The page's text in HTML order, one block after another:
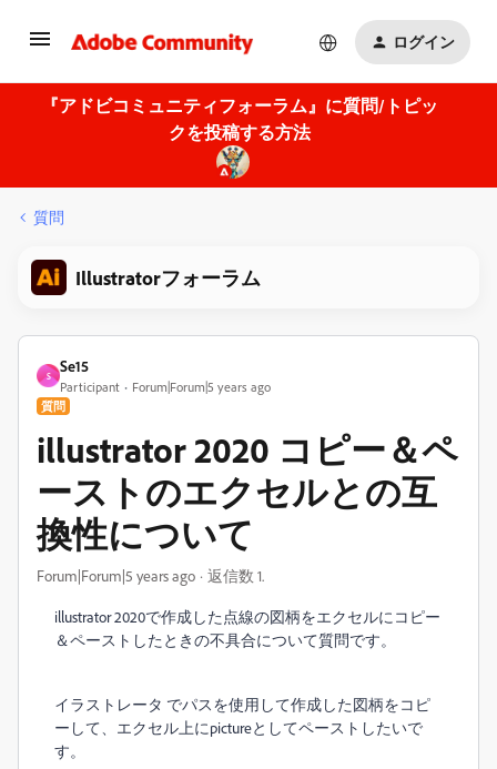
ログイン
『アドビコミュニティフォーラム』に質問/トピッ
クを投稿する方法
質問
Illustratorフォーラム
S
Se15
Participant Forum|Forum|5 years ago
質問
illustrator 2020 コピー＆ペ
ーストのエクセルとの互
換性について
Forum|Forum|5 years ago 返信数 1.
illustrator 2020で作成した点線の図柄をエクセルにコピー
＆ペーストしたときの不具合について質問です。
イラストレータ でパスを使用して作成した図柄をコピ
ーして、エクセル上にpictureとしてペーストしたいで
す。